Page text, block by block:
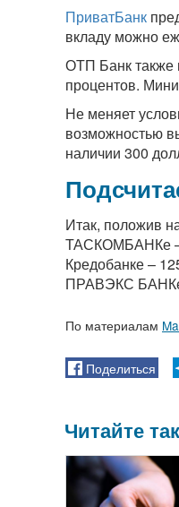
ПриватБанк
вкладу можно
ОТП Банк также
процентов.
Не меняет
возможностью
наличии 300
Итак, положив
ТАСКОМБАНКе –
Кредобанке –
ПРАВЭКС
По материалам